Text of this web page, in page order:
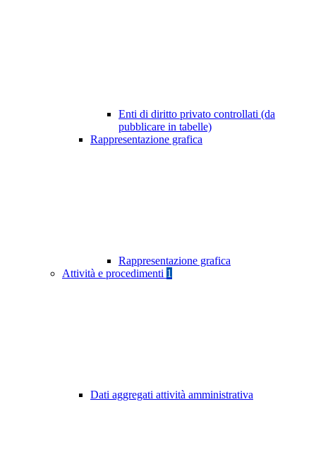
Enti di diritto privato controllati (da
pubblicare in tabelle)
Rappresentazione grafica
Rappresentazione grafica
Attività e procedimenti 1
Dati aggregati attività amministrativa